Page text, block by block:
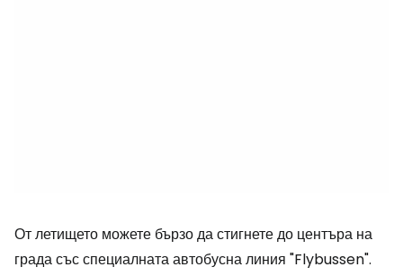
От летището можете бързо да стигнете до центъра на
града със специалната автобусна линия "Flybussen".